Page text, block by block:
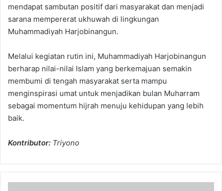
mendapat sambutan positif dari masyarakat dan menjadi
sarana mempererat ukhuwah di lingkungan
Muhammadiyah Harjobinangun.
Melalui kegiatan rutin ini, Muhammadiyah Harjobinangun
berharap nilai-nilai Islam yang berkemajuan semakin
membumi di tengah masyarakat serta mampu
menginspirasi umat untuk menjadikan bulan Muharram
sebagai momentum hijrah menuju kehidupan yang lebih
baik.
Kontributor: Triyono